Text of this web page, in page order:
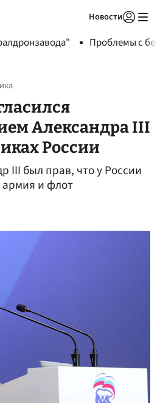
Новости
Проблемы с
Александра III
России
III был прав, что у России
армия и флот